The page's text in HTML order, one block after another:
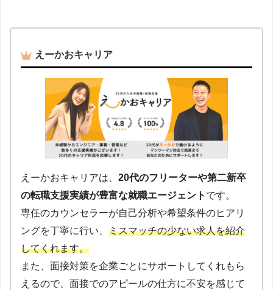
えーかおキャリア
えーかおキャリアは、 20代のフリーターや第二新卒
の転職支援実績が豊富な就職エージェント です。
専任のカウンセラーが自己分析や希望条件のヒアリ
ングを丁寧に行い、 ミスマッチの少ない求人を紹介
してくれます。
また、面接対策を企業ごとにサポートしてくれもら
えるので、面接でのアピールの仕方に不安を感じて